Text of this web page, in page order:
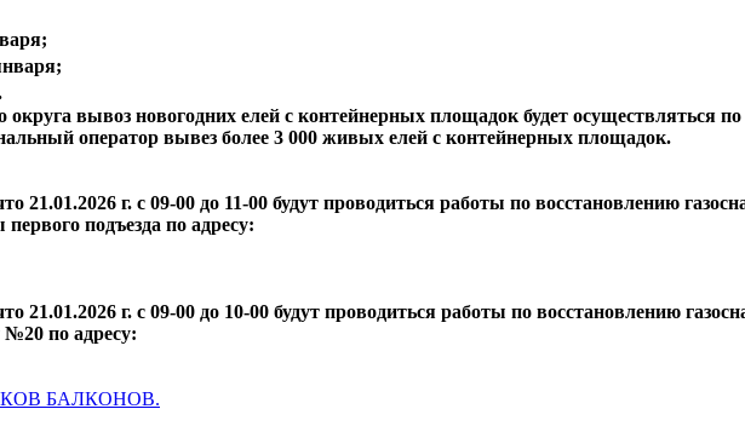
вывоз новогодних елей с контейнерных площадок будет осуществляться
оператор вывез более 3 000 живых елей с контейнерных площадок.
21.01.2026 г. с 09-00 до 11-00 будут проводиться работы по восстановлению
подъезда по адресу:
21.01.2026 г. с 09-00 до 10-00 будут проводиться работы по восстановлению
№20 по адресу:
БАЛКОНОВ.